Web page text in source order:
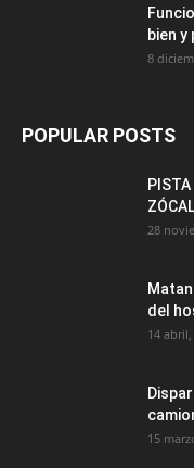
bien y
8
POPULAR POSTS
PISTA
28
del
14
15